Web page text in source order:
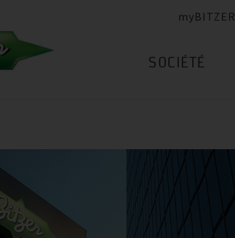
myBITZER
SOCIÉTÉ